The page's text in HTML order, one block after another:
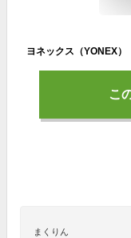
こ
まくりん